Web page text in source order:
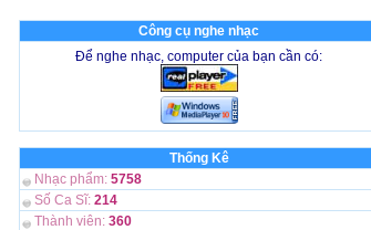
Công cụ nghe nhạc
Để nghe nhạc, computer của bạn cần có:
Thống Kê
Nhạc phẩm: 5758
Số Ca Sĩ: 214
Thành viên: 360